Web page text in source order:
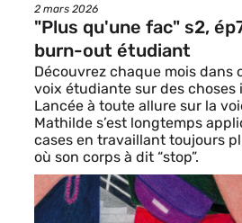
Date
de
publication
2 mars 2026
"Plus qu'une fac" s2,
burn-out étudiant
Découvrez chaque mois dans
voix étudiante sur des choses
Lancée à toute allure sur la
Mathilde s’est longtemps
cases en travaillant toujours
où son corps à dit “stop”.
Image
de